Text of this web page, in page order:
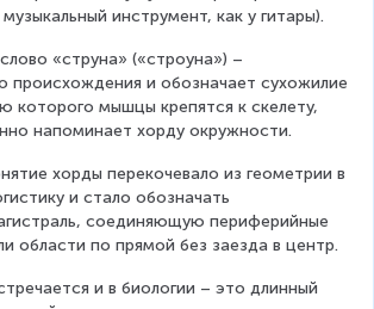
инструмент, как у гитары).
«струна» («строуна») –
происхождения и обозначает сухожилие
которого мышцы крепятся к скелету,
напоминает хорду окружности.
хорды перекочевало из геометрии в
и стало обозначать
соединяющую периферийные
области по прямой без заезда в центр.
и в биологии – это длинный